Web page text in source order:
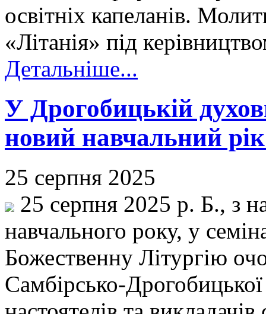
освітніх капеланів.
«Літанія» під
Детальніше...
У Дрогобицькій
новий навчальний
25 серпня 2025
25 серпня 2025 р. Б., з
навчального року, у
Божественну Літургію
Самбірсько-